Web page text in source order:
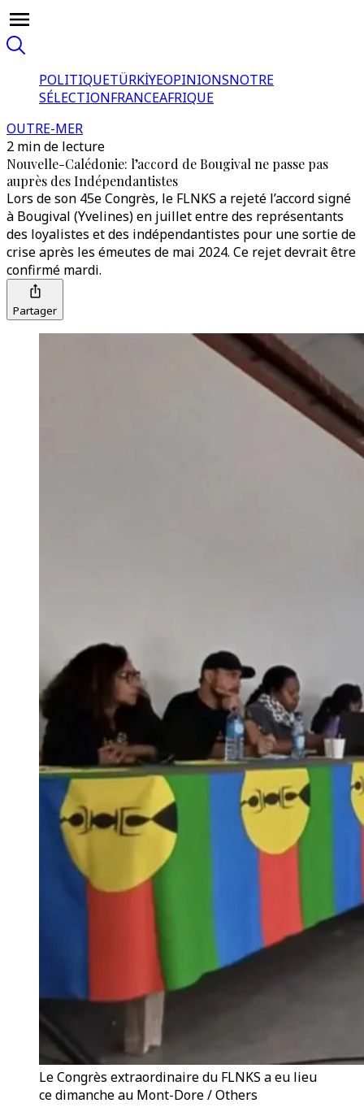
POLITIQUETÜRKİYEOPINIONSNOTRE
SÉLECTIONFRANCEAFRIQUE
OUTRE-MER
2 min de lecture
Nouvelle-Calédonie: l’accord de Bougival ne passe pas
auprès des Indépendantistes
Lors de son 45e Congrès, le FLNKS a rejeté l’accord signé
à Bougival (Yvelines) en juillet entre des représentants
des loyalistes et des indépendantistes pour une sortie de
crise après les émeutes de mai 2024. Ce rejet devrait être
confirmé mardi.
Partager
Le Congrès extraordinaire du FLNKS a eu lieu
ce dimanche au Mont-Dore / Others